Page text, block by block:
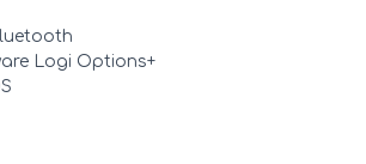
Logi Options+